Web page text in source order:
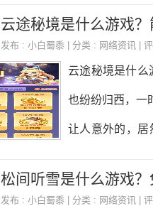
降到5000点了
云途秘境是什么游戏
发布 : 小白蜀黍 | 分类 : 网络资讯 |
云途秘境是什么
也纷纷归西，一
让人意外的，居
励。3.贝壳可提
松间听雪是什么游戏
发布 : 小白蜀黍 | 分类 : 网络资讯 |